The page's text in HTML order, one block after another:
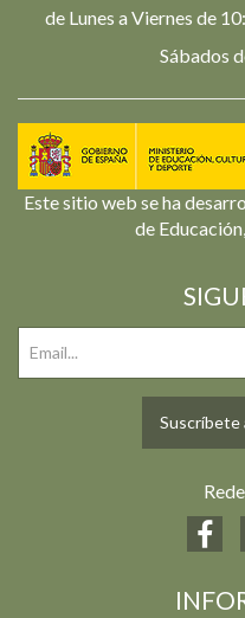
de Lunes a Viernes de
Sábados
Este sitio web se ha
de
Suscríbete